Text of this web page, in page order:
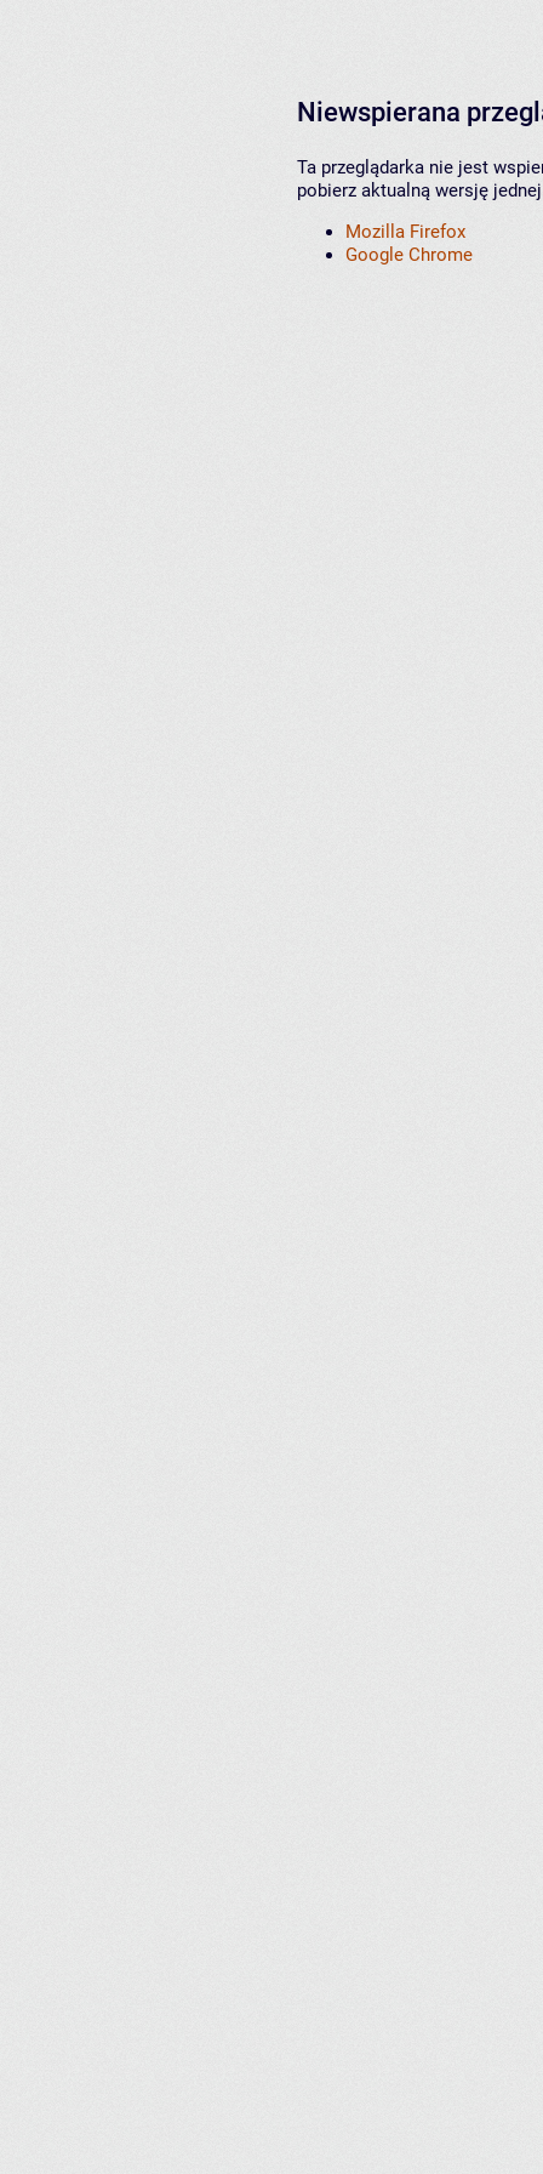
Niewspierana
Ta przeglądarka nie jest
pobierz aktualną wersję
Mozilla Firefox
Google Chrome